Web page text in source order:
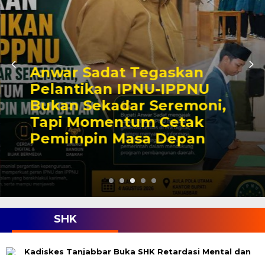
Anwar Sadat Tegaskan
Pelantikan IPNU-IPPNU
Bukan Sekadar Seremoni,
Tapi Momentum Cetak
Pemimpin Masa Depan
SHK
Kadiskes Tanjabbar Buka SHK Retardasi Mental dan